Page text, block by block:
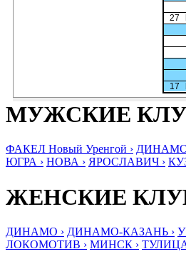
27
17
МУЖСКИЕ
ФАКЕЛ Новый Уренгой › ДИНАМО
ЮГРА › НОВА › ЯРОСЛАВИЧ ›
ЖЕНСКИЕ
ДИНАМО › ДИНАМО-КАЗАНЬ ›
ЛОКОМОТИВ › МИНСК ›